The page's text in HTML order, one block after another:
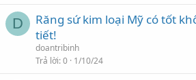
D
Răng sứ kim loại Mỹ có tốt
tiết!
doantribinh
Trả lời 0 1/10/24